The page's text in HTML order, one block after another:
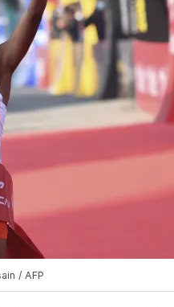
/ AFP